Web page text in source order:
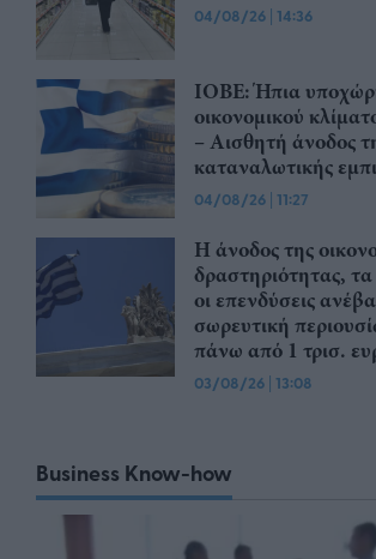
04/08/26 | 14:36
ΙΟΒΕ: Ήπια
οικονομικού
– Αισθητή άνοδος
καταναλωτικής
04/08/26 | 11:27
Η άνοδος της
δραστηριότητας,
οι επενδύσεις
σωρευτική
πάνω από 1 τρισ.
03/08/26 | 13:08
Business Know-how